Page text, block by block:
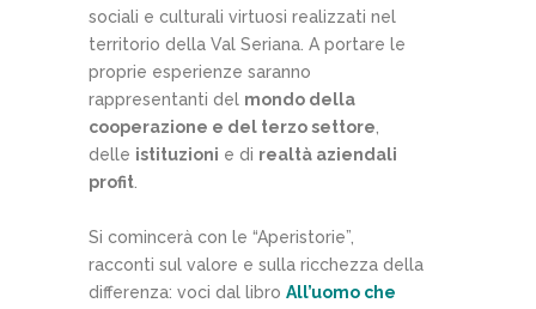
sociali e culturali virtuosi realizzati nel
territorio della Val Seriana. A portare le
proprie esperienze saranno
rappresentanti del mondo della
cooperazione e del terzo settore
delle istituzioni e di realtà aziendali
profit
Si comincerà con le “Aperistorie”,
racconti sul valore e sulla ricchezza della
differenza: voci dal libro All’uomo che